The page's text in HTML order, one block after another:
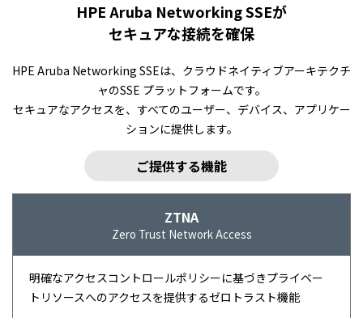
HPE Aruba Networking SSEが
セキュアな接続を確保
HPE Aruba Networking SSEは、クラウドネイティブアーキテクチ
ャのSSE プラットフォームです。
セキュアなアクセスを、すべてのユーザー、デバイス、アプリケー
ションに提供します。
ご提供する機能
ZTNA
Zero Trust Network Access
明確なアクセスコントロールポリシーに基づきプライベー
トリソースへのアクセスを提供するゼロトラスト機能